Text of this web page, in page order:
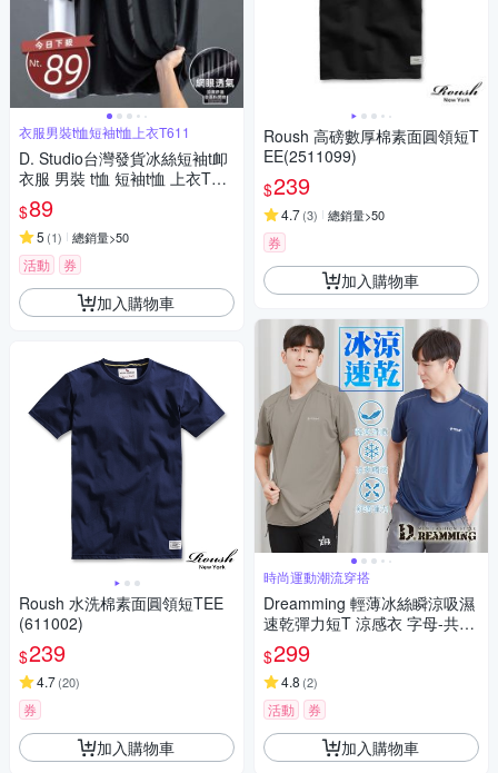
衣服男裝t恤短袖t恤上衣T611
D. Studio台灣發貨冰絲短袖t卹
衣服 男裝 t恤 短袖t恤 上衣T61
$89
5 (1) 總銷量>50
活動 券
加入購物車
Roush 水洗棉素面圓領短TEE
(611002)
$239
4.7(20)
券
加入購物車
Roush 高磅數厚棉素面圓領短T
EE(2511099)
$239
4.7(3) 總銷量>50
券
加入購物車
時尚運動潮流穿搭
Dreamming 輕薄冰絲瞬涼吸濕
速乾彈力短T 涼感衣 字母-共六
色
$299
4.8 (2)
活動 券
加入購物車